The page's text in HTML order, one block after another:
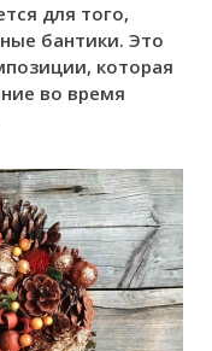
для того,
бантики. Это
которая
во время